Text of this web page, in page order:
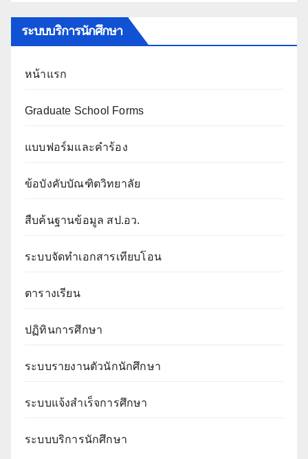
ระบบบริการนักศึกษา
หน้าแรก
Graduate School Forms
แบบฟอร์มและคำร้อง
ข้อบังคับบัณฑิตวิทยาลัย
สืบค้นฐานข้อมูล สป.อว.
ระบบจัดทำเอกสารเทียบโอน
ตารางเรียน
ปฏิทินการศึกษา
ระบบรายงานตัวนักนักศึกษา
ระบบแจ้งสำเร็จการศึกษา
ระบบบริการนักศึกษา